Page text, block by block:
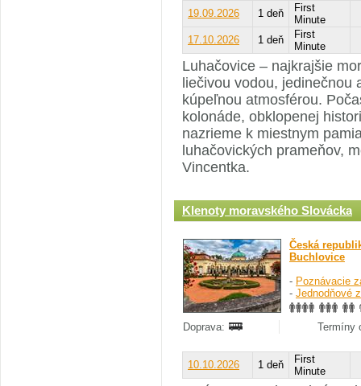
19.09.2026
1 deň
First
Minute
17.10.2026
1 deň
First
Minute
Luhačovice – najkrajšie
liečivou vodou,
kúpeľnou atmosférou.
kolonáde, obklopenej
nazrieme k miestnym
luhačovických prameňov,
Vincentka.
Klenoty moravského Slovácka
Česká
Buchlovice
- Poznávacie
- Jednodňové
Doprava: Termíny
10.10.2026 1 deň
First
Minute